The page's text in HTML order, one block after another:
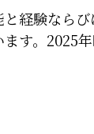
経験ならび
す。2025